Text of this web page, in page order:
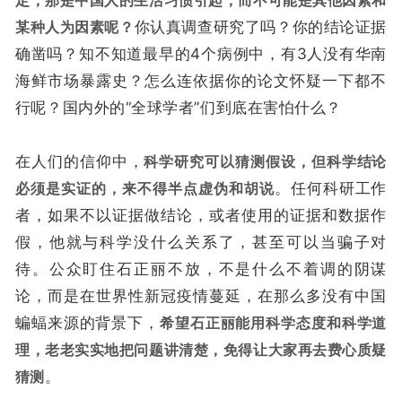
某种人为因素呢？ 你认真调查研究了吗？你的结论证据
确凿吗？知不知道最早的4个病例中，有3人没有华南
海鲜市场暴露史？怎么连依据你的论文怀疑一下都不
行呢？国内外的“全球学者”们到底在害怕什么？
在人们的信仰中，科学研究可以猜测假设，但科学结论
必须是实证的，来不得半点虚伪和胡说。任何科研工作
者，如果不以证据做结论，或者使用的证据和数据作
假，他就与科学没什么关系了，甚至可以当骗子对
待。公众盯住石正丽不放，不是什么不着调的阴谋
论，而是在世界性新冠疫情蔓延，在那么多没有中国
蝙蝠来源的背景下， 希望石正丽能用科学态度和科学道
理，老老实实地把问题讲清楚，免得让大家再去费心质疑
猜测 。